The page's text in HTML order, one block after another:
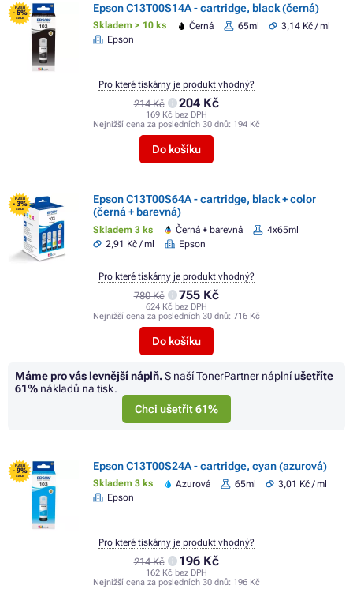
FLASH
- 5%
SALE
Epson C13T00S14A - cartridge, black (černá)
Skladem > 10 ks Černá 65ml
3,14 Kč / ml
Epson
214 Kč 204 Kč
169 Kč bez DPH
Nejnižší cena za posledních 30 dnů: 194 Kč
Do košíku
Pro které tiskárny je produkt vhodný?
FLASH
- 3%
SALE
Epson C13T00S64A - cartridge, black + color
(černá + barevná)
Skladem 3 ks Černá + barevná
4x65ml
2,91 Kč / ml
Epson
780 Kč 755 Kč
624 Kč bez DPH
Nejnižší cena za posledních 30 dnů: 716 Kč
Do košíku
Pro které tiskárny je produkt vhodný?
Máme pro vás levnější náplň.S naší TonerPartner náplníušetříte
61% nákladů na tisk.
Chci ušetřit 61%
FLASH
- 9%
SALE
Epson C13T00S24A - cartridge, cyan (azurová)
Skladem 3 ks Azurová 65ml
3,01 Kč / ml
Epson
214 Kč 196 Kč
162 Kč bez DPH
Nejnižší cena za posledních 30 dnů: 196 Kč
Pro které tiskárny je produkt vhodný?